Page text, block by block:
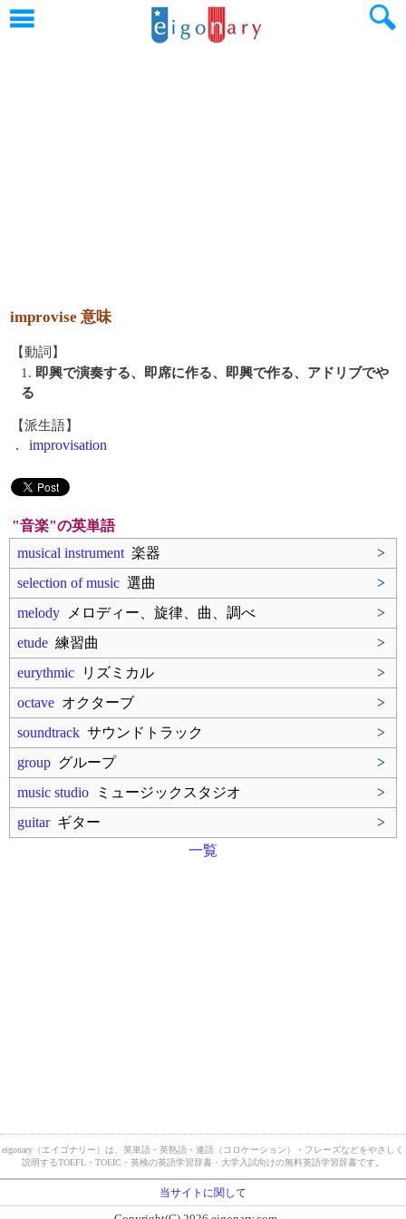
improvise 意味
【動詞】
1. 即興で演奏する、即席に作る、即興で作る、アドリブでや
る
【派生語】
. improvisation
"音楽"の英単語
musical instrument 楽器
>
selection of music 選曲
>
melody メロディー、旋律、曲、調べ
>
etude 練習曲
>
eurythmic リズミカル
>
octave オクターブ
>
soundtrack サウンドトラック
>
group グループ
>
music studio ミュージックスタジオ
>
guitarギター
>
一覧
eigonary（エイゴナリー）は、英単語・英熟語・連語（コロケーション）・フレーズなどをやさしく
説明するTOEFL・TOEIC・英検の英語学習辞書・大学入試向けの無料英語学習辞書です。
当サイトに関して